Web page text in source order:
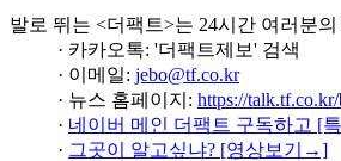
발로 뛰는 <더팩트>는 24시간 여러분
· 카카오톡: '더팩트제보' 검색
· 이메일: jebo@tf.co.kr
· 뉴스 홈페이지: https://
· 네이버 메인 더팩트 구독하고 [
· 그곳이 알고싶냐? [영상보기→]